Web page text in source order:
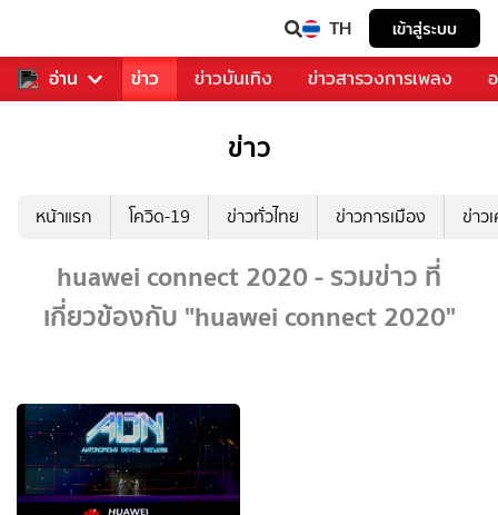
TH เข้าสู่ระบบ
อ่าน
คุณ กีฬา ข่าว ข่าวบันเทิง ข่าวสารวงการเพลง
ข่าว
หน้าแรก โควิด-19 ข่าวทั่วไทย ข่าวการเมือง ข่าว
huawei connect 2020 - รวมข่าว ที่
เกี่ยวข้องกับ "huawei connect 2020"